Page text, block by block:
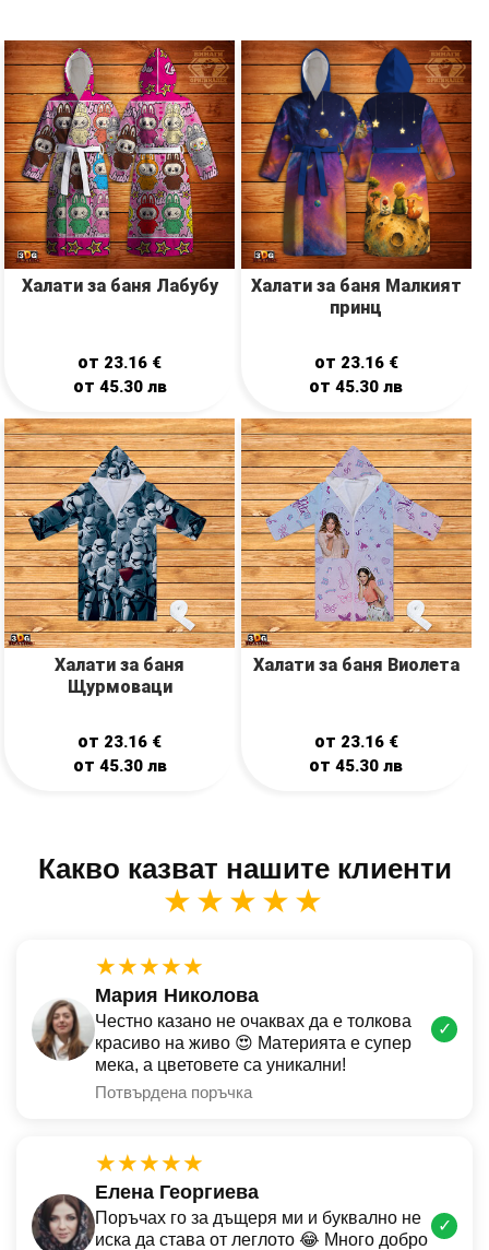
Халати за баня Лабубу
от 23.16 €
от 45.30 лв
Халати за баня Малкият
принц
от 23.16 €
от45.30лв
Халати за баня
Щурмоваци
от 23.16 €
от 45.30 лв
Халати за баня Виолета
от 23.16 €
от45.30лв
Какво казват нашите клиенти
★★★★★
★★★★★
Мария Николова
Честно казано не очаквах да е толкова
красиво на живо 😍 Материята е супер
мека, а цветовете са уникални!
Потвърдена поръчка
✓
★★★★★
Елена Георгиева
Поръчах го за дъщеря ми и буквално не
иска да става от леглото 😂 Много добро
✓